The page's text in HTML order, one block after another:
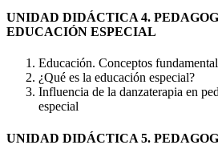
UNIDAD DIDÁCTICA 4.
EDUCACIÓN ESPECIAL
Educación. Conceptos
¿Qué es la educación especial?
Influencia de la danzaterapia en
especial
UNIDAD DIDÁCTICA 5.